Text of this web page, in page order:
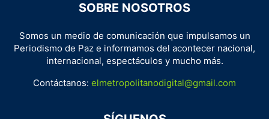
SOBRE NOSOTROS
Somos un medio de comunicación que impulsamos un
Periodismo de Paz e informamos del acontecer nacional,
internacional, espectáculos y mucho más.
Contáctanos: elmetropolitanodigital@gmail.com